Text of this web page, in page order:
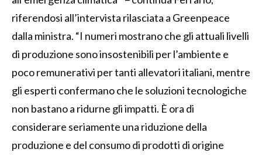
riferendosi all’intervista rilasciata a Greenpeace
dalla ministra. “I numeri mostrano che gli attuali livelli
di produzione sono insostenibili per l’ambiente e
poco remunerativi per tanti allevatori italiani, mentre
gli esperti confermano che le soluzioni tecnologiche
non bastano a ridurne gli impatti. È ora di
considerare seriamente una riduzione della
produzione e del consumo di prodotti di origine